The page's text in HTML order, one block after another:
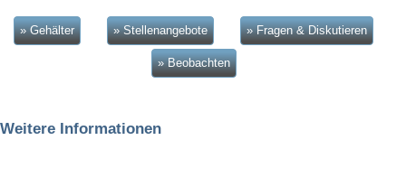
» Gehälter » Stellenangebote » Fragen & Diskutieren
» Beobachten
Weitere Informationen